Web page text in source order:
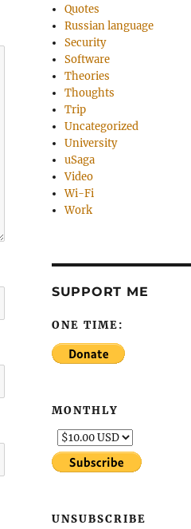
Quotes
Russian language
Security
Software
Theories
Thoughts
Trip
Uncategorized
University
uSaga
Video
Wi-Fi
Work
SUPPORT ME
ONE TIME:
MONTHLY
UNSUBSCRIBE